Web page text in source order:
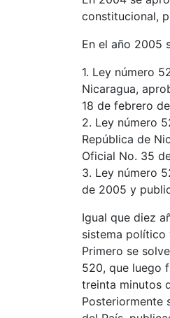
constitucional,
En el año 2005
1. Ley número
Nicaragua,
18 de febrero
2. Ley número
República de
Oficial No. 35
3. Ley número
de 2005 y
Igual que diez
sistema político
Primero se
520, que luego
treinta minutos
Posteriormente